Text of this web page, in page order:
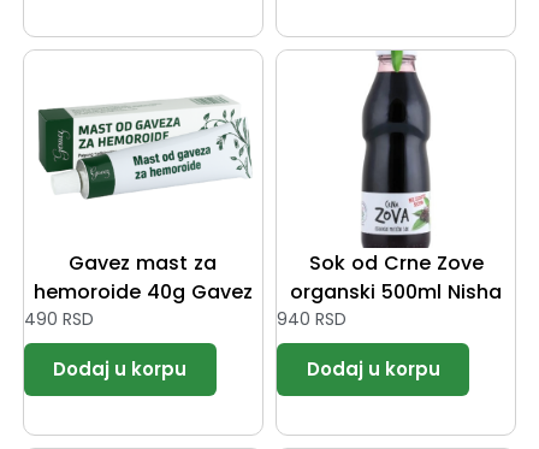
Gavez mast za
hemoroide 40g Gavez
490 RSD
Sok od Crne Zove
organski 500ml Nisha
940 RSD